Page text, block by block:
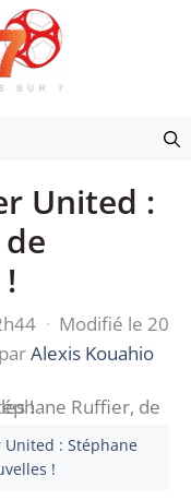
United :
· Modifié le 20
Alexis Kouahio
United : Stéphane
!